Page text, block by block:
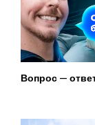
Вопрос —